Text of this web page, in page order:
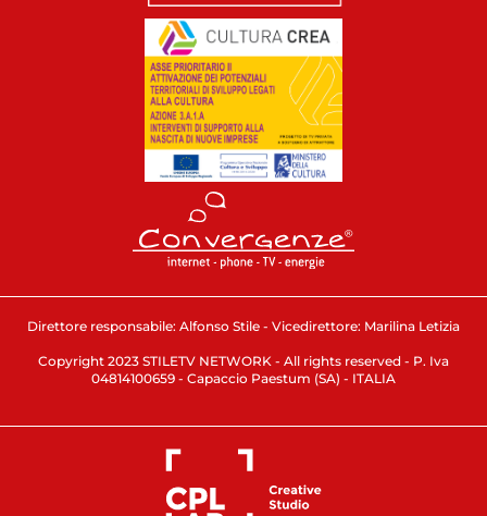
Direttore responsabile: Alfonso Stile - Vicedirettore: Marilina Letizia
Copyright 2023 STILETV NETWORK - All rights reserved - P. Iva
04814100659 - Capaccio Paestum (SA) - ITALIA